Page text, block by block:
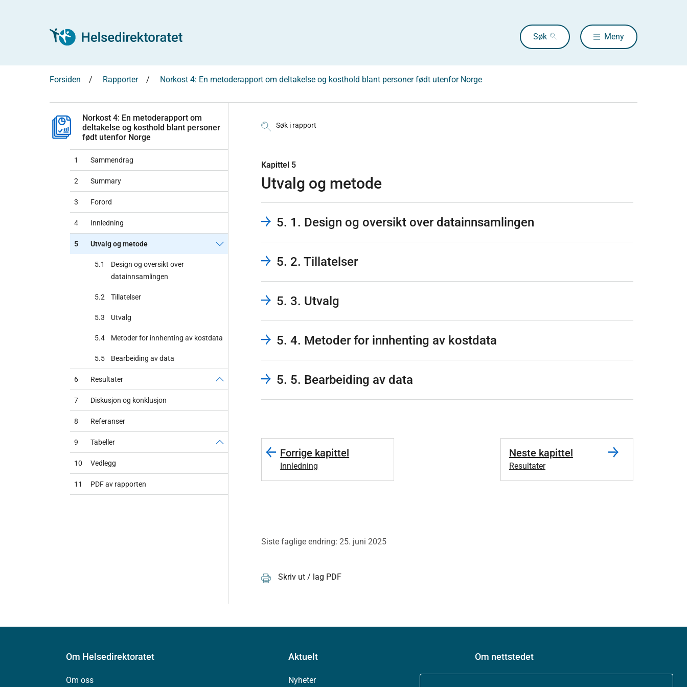
Søk Meny
Forsiden Rapporter Norkost 4: En metoderapport om deltakelse og kosthold blant personer født utenfor Norge
Norkost 4: En metoderapport om
deltakelse og kosthold blant personer
født utenfor Norge
1 Sammendrag
2 Summary
3 Forord
4 Innledning
5 Utvalg og metode
5.1
Design og oversikt over
datainnsamlingen
5.2 Tillatelser
5.3 Utvalg
5.4 Metoder for innhenting av kostdata
5.5 Bearbeiding av data
6 Resultater
7 Diskusjon og konklusjon
8 Referanser
9 Tabeller
10 Vedlegg
11 PDF av rapporten
Søk i rapport
Kapittel 5
Utvalg og metode
5. 1. Design og oversikt over datainnsamlingen
5. 2. Tillatelser
5. 3. Utvalg
5. 4. Metoder for innhenting av kostdata
5. 5. Bearbeiding av data
Forrige kapittel
Innledning
Neste kapittel
Resultater
Siste faglige endring: 25. juni 2025
Skriv ut / lag PDF
Om Helsedirektoratet
Om oss
Aktuelt
Nyheter
Om nettstedet